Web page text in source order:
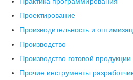
Проектирование
Производительность и
Производство
Производство готовой продукции
Прочие инструменты